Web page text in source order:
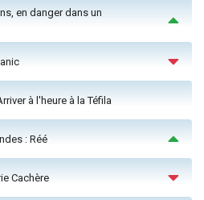
en danger dans un
à l'heure à la Téfila
: Réé
Cachère